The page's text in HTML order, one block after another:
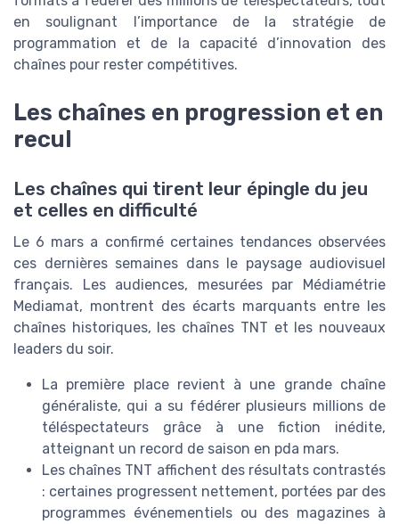
en soulignant l’importance de la stratégie de
programmation et de la capacité d’innovation des
chaînes pour rester compétitives.
Les chaînes en progression et en
recul
Les chaînes qui tirent leur épingle du jeu
et celles en difficulté
Le 6 mars a confirmé certaines tendances observées
ces dernières semaines dans le paysage audiovisuel
français. Les audiences, mesurées par Médiamétrie
Mediamat, montrent des écarts marquants entre les
chaînes historiques, les chaînes TNT et les nouveaux
leaders du soir.
La première place revient à une grande chaîne
généraliste, qui a su fédérer plusieurs millions de
téléspectateurs grâce à une fiction inédite,
atteignant un record de saison en pda mars.
Les chaînes TNT affichent des résultats contrastés
: certaines progressent nettement, portées par des
programmes événementiels ou des magazines à